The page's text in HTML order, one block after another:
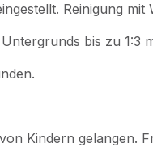
Reinigung mit
bis zu 1:3
Kindern gelangen.